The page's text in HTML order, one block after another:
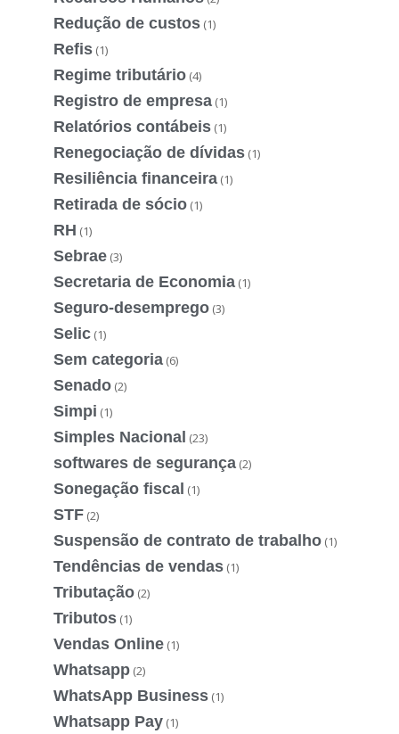
Redução de custos (1)
Refis (1)
Regime tributário (4)
Registro de empresa (1)
Relatórios contábeis (1)
Renegociação de dívidas (1)
Resiliência financeira (1)
Retirada de sócio (1)
RH (1)
Sebrae (3)
Secretaria de Economia (1)
Seguro-desemprego (3)
Selic (1)
Sem categoria (6)
Senado (2)
Simpi (1)
Simples Nacional (23)
softwares de segurança (2)
Sonegação fiscal (1)
STF (2)
Suspensão de contrato de trabalho (1)
Tendências de vendas (1)
Tributação (2)
Tributos (1)
Vendas Online (1)
Whatsapp (2)
WhatsApp Business (1)
Whatsapp Pay (1)